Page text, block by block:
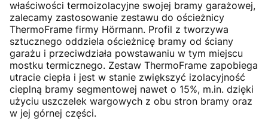
właściwości termoizolacyjne swojej bramy garażowej,
zalecamy zastosowanie zestawu do ościeżnicy
ThermoFrame firmy Hörmann. Profil z tworzywa
sztucznego oddziela ościeżnicę bramy od ściany
garażu i przeciwdziała powstawaniu w tym miejscu
mostku termicznego. Zestaw ThermoFrame zapobiega
utracie ciepła i jest w stanie zwiększyć izolacyjność
cieplną bramy segmentowej nawet o 15%, m.in. dzięki
użyciu uszczelek wargowych z obu stron bramy oraz
w jej górnej części.